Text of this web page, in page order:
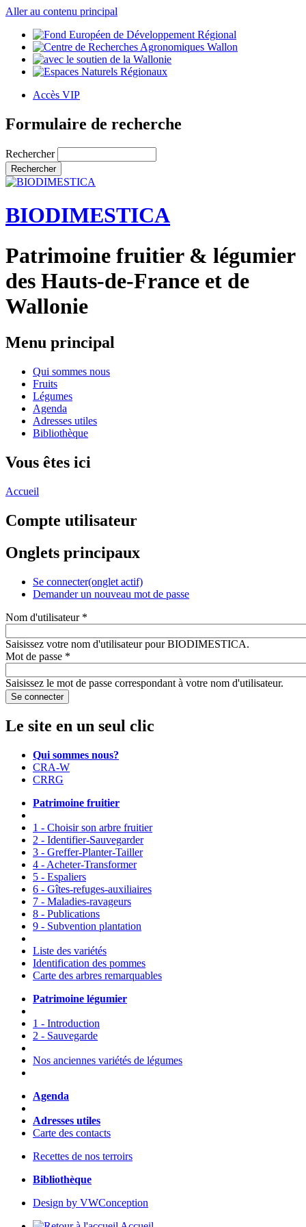
Aller au contenu principal
Accès VIP
Formulaire de recherche
Rechercher
BIODIMESTICA
Patrimoine fruitier & légumier
des Hauts-de-France et de
Wallonie
Menu principal
Qui sommes nous
Fruits
Légumes
Agenda
Adresses utiles
Bibliothèque
Vous êtes ici
Accueil
Compte utilisateur
Onglets principaux
Se connecter(onglet actif)
Demander un nouveau mot de passe
Nom d'utilisateur *
Saisissez votre nom d'utilisateur pour BIODIMESTICA.
Mot de passe *
Saisissez le mot de passe correspondant à votre nom d'utilisateur.
Le site en un seul clic
Qui sommes nous?
CRA-W
CRRG
Patrimoine fruitier
1 - Choisir son arbre fruitier
2 - Identifier-Sauvegarder
3 - Greffer-Planter-Tailler
4 - Acheter-Transformer
5 - Espaliers
6 - Gîtes-refuges-auxiliaires
7 - Maladies-ravageurs
8 - Publications
9 - Subvention plantation
Liste des variétés
Identification des pommes
Carte des arbres remarquables
Patrimoine légumier
1 - Introduction
2 - Sauvegarde
Nos anciennes variétés de légumes
Agenda
Adresses utiles
Carte des contacts
Recettes de nos terroirs
Bibliothèque
Design by VWConception